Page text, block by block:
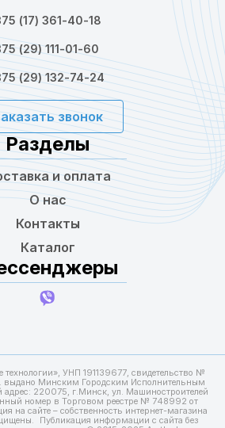
(17) 361-40-18
(29) 111-01-60
(29) 132-74-24
звонок
Разделы
и оплата
О нас
Контакты
Каталог
УНП 191139677, свидетельство №
выдано Минским Городским Исполнительным
220075, г.Минск, ул. Машиностроителей
номер в Торговом реестре № 748992 от
на сайте – собственность интернет-магазина
Публикация информации с сайта без